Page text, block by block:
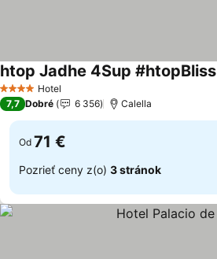
4 Počet hviezdičiek
Hotel
htop Jadhe 4Sup #htopBliss
7,7 Dobré 6 356 Calella
Od 71 €
Pozrieť ceny z(o) 3 stránok